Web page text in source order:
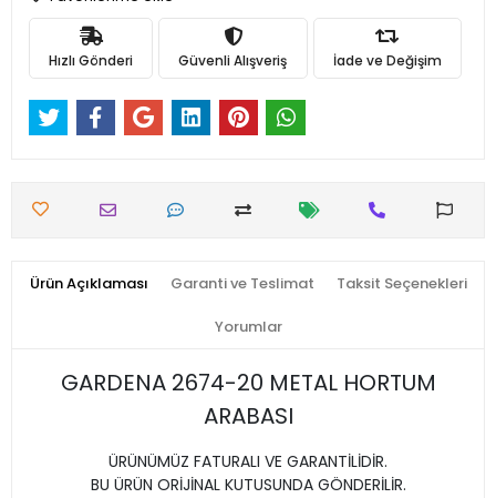
Hızlı Gönderi Güvenli Alışveriş İade ve Değişim
Ürün Açıklaması Garanti ve Teslimat Taksit Seçenekleri
Yorumlar
GARDENA 2674-20 METAL HORTUM
ARABASI
ÜRÜNÜMÜZ FATURALI VE GARANTİLİDİR.
BU ÜRÜN ORİJİNAL KUTUSUNDA GÖNDERİLİR.